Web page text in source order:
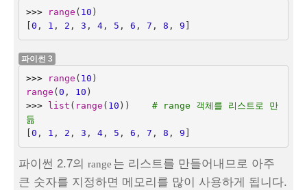
>>> range ( 10 )
0 , 1 , 2 , 3 , 4, 5 , 6 , 7 , 8 , 9
파이썬 3
>>> range ( 10 )
range ( 0 , 10 )
>>>
list ( range ( 10 ))
# range 객체를 리스트로 만
듦
0 , 1 , 2 , 3 , 4, 5 , 6 , 7 , 8 , 9
파이썬 2.7의 range 는 리스트를 만들어내므로 아주
큰 숫자를 지정하면 메모리를 많이 사용하게 됩니다.